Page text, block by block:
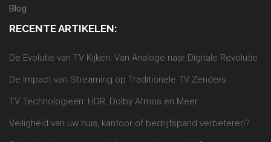
Blog
RECENTE ARTIKELEN:
De Evolutie van TV Kijken: Van Analoge naar Digitale Revolutie
De Impact van Streaming op Traditionele TV Zenders
TV Technologieën: HDR, Dolby Atmos en Meer
Veiligheid van uw huis, kantoor of bedrijfspand verbeteren?